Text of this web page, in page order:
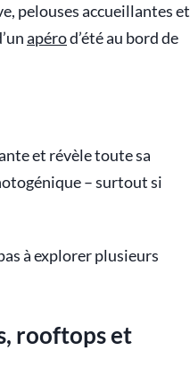
pelouses accueillantes et
apérod’été au bord de
et révèle toute sa
– surtout si
à explorer plusieurs
rooftops et